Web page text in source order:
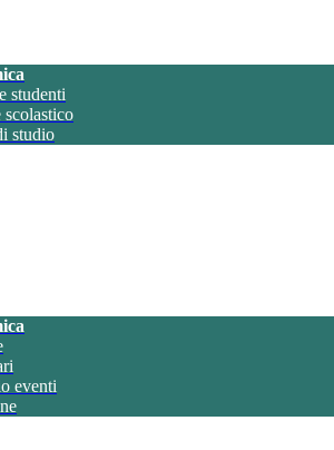
studenti
scolastico
studio
eventi